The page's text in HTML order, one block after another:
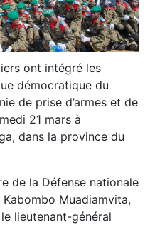
ont intégré les
démocratique du
de prise d’armes et de
21 mars à
dans la province du
de la Défense nationale
Muadiamvita,
lieutenant-général